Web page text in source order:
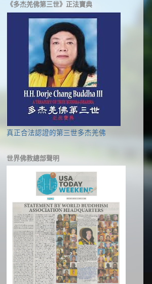
《多杰羌佛第三世》正法寶典
真正合法認證的第三世多杰羌佛
世界佛教總部聲明